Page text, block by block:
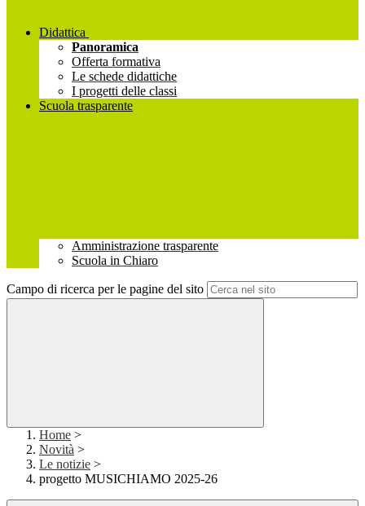
Didattica
Panoramica
Offerta formativa
Le schede didattiche
I progetti delle classi
Scuola trasparente
Amministrazione trasparente
Scuola in Chiaro
Campo di ricerca per le pagine del sito
Home >
Novità >
Le notizie >
progetto MUSICHIAMO 2025-26